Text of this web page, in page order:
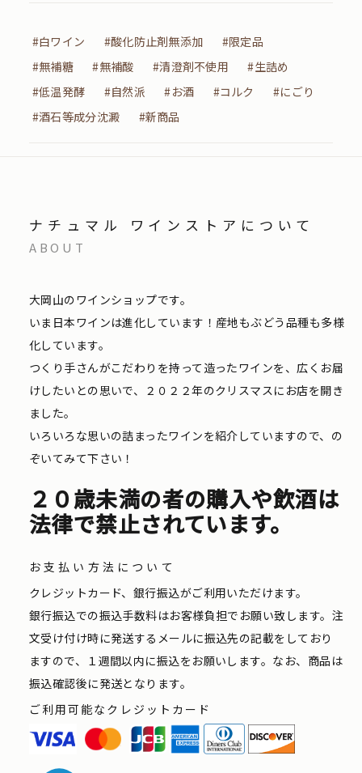
#白ワイン #酸化防止剤無添加
#限定品
#無補糖
#無補酸 #清澄剤不使用
#生詰め
#低温発酵
#自然派 #お酒 #コルク
#にごり
#酒石等成分沈澱
#新商品
ナチュマル ワインストアについて
ABOUT
大岡山のワインショップです。
いま日本ワインは進化しています！産地もぶどう品種も多様
化しています。
つくり手さんがこだわりを持って造ったワインを、広くお届
けしたいとの思いで、２０２２年のクリスマスにお店を開き
ました。
いろいろな思いの詰まったワインを紹介していますので、の
ぞいてみて下さい！
２０歳未満の者の購入や飲酒は
法律で禁止されています。
お支払い方法について
クレジットカード、銀行振込がご利用いただけます。
銀行振込での振込手数料はお客様負担でお願い致します。注
文受け付け時に発送するメールに振込先の記載をしており
ますので、１週間以内に振込をお願いします。なお、商品は
振込確認後に発送となります。
ご利用可能なクレジットカード